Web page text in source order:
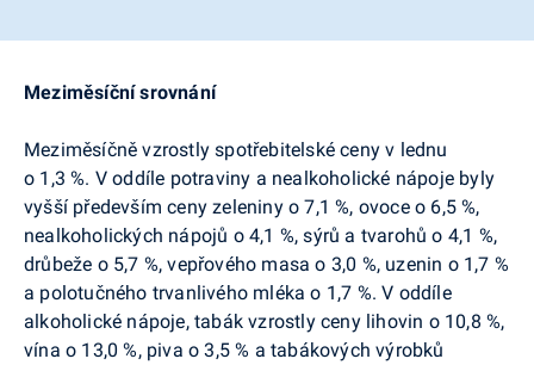
Meziměsíční srovnání
Meziměsíčně vzrostly spotřebitelské ceny v lednu
o 1,3 %. V oddíle potraviny a nealkoholické nápoje byly
vyšší především ceny zeleniny o 7,1 %, ovoce o 6,5 %,
nealkoholických nápojů o 4,1 %, sýrů a tvarohů o 4,1 %,
drůbeže o 5,7 %, vepřového masa o 3,0 %, uzenin o 1,7 %
a polotučného trvanlivého mléka o 1,7 %. V oddíle
alkoholické nápoje, tabák vzrostly ceny lihovin o 10,8 %,
vína o 13,0 %, piva o 3,5 % a tabákových výrobků